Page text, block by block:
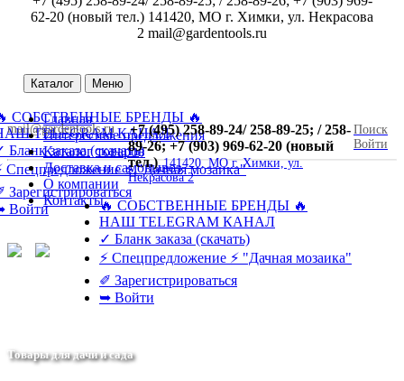
62-20 (новый тел.) 141420, МО г. Химки, ул. Некрасова
2 mail@gardentools.ru
Каталог Меню
СОБСТВЕННЫЕ БРЕНДЫ 🔥
TELEGRAM КАНАЛ
Бланк заказа (скачать)
Спецпредложение ⚡ "Дачная мозаика"
Зарегистрироваться
Войти
Главная
Интересные предложения
Каталог товаров
Доставка и самовывоз
О компании
Контакты
mail@gardentools.ru
+7 (495) 258-89-24/ 258-89-25; / 258-
89-26; +7 (903) 969-62-20 (новый
тел.) 141420, МО г. Химки, ул.
Некрасова 2
Поиск
Войти
🔥 СОБСТВЕННЫЕ БРЕНДЫ 🔥
НАШ TELEGRAM КАНАЛ
✓ Бланк заказа (скачать)
⚡ Спецпредложение ⚡ "Дачная мозаика"
✐ Зарегистрироваться
➥ Войти
Товары для дачи и сада